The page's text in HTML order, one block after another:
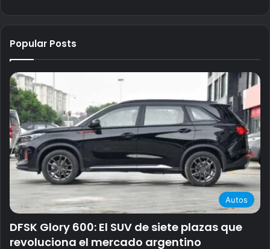
Popular Posts
Autos
DFSK Glory 600: El SUV de siete plazas que
revoluciona el mercado argentino